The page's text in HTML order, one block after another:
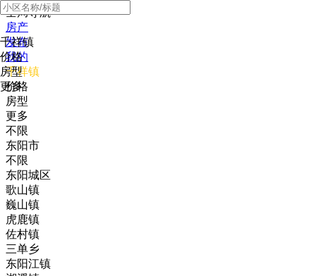
全局导航
房产
发布
我的
千祥镇
价格
房型
更多
千祥镇
价格
房型
更多
不限
东阳市
不限
东阳城区
歌山镇
巍山镇
虎鹿镇
佐村镇
三单乡
东阳江镇